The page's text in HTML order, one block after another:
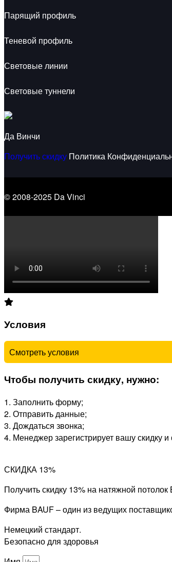
Парящий профиль
Теневой профиль
Световые линии
Световые туннели
Да Винчи
Получить скидку Политика
© 2008-2025 Da Vinci
Условия
Смотреть условия
Чтобы получить скидку, нужно:
1. Заполнить форму;
2. Отправить данные;
3. Дождаться звонка;
4. Менеджер зарегистрирует вашу скидку
СКИДКА 13%
Получить скидку 13% на натяжной потолок
Фирма BAUF – один из ведущих
Немецкий стандарт.
Безопасно для здоровья